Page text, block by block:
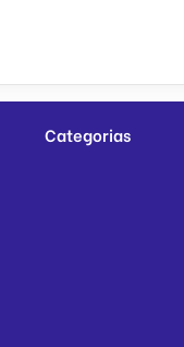
Categorias